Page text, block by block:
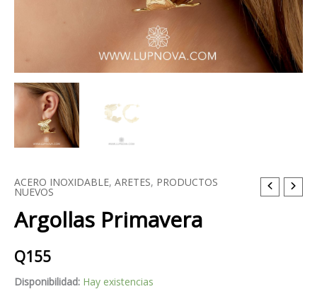
ACERO INOXIDABLE, ARETES, PRODUCTOS
NUEVOS
Argollas Primavera
Q155
Disponibilidad: Hay existencias
Argollas
cantidad